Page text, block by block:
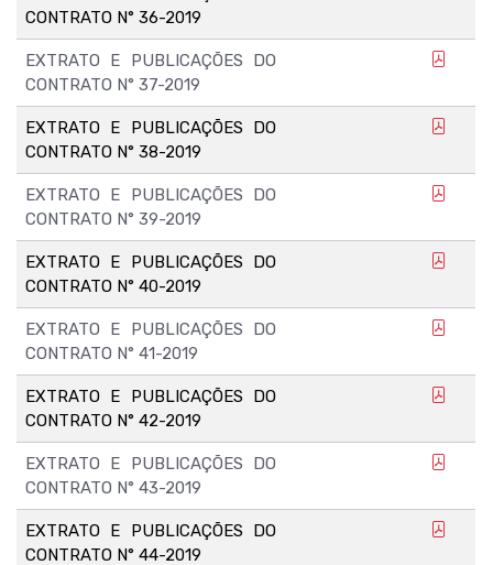
CONTRATO N° 36-2019
EXTRATO E PUBLICAÇÕES DO
CONTRATO N° 37-2019
EXTRATO E PUBLICAÇÕES DO
CONTRATO N° 38-2019
EXTRATO E PUBLICAÇÕES DO
CONTRATO N° 39-2019
EXTRATO E PUBLICAÇÕES DO
CONTRATO N° 40-2019
EXTRATO E PUBLICAÇÕES DO
CONTRATO N° 41-2019
EXTRATO E PUBLICAÇÕES DO
CONTRATO N° 42-2019
EXTRATO E PUBLICAÇÕES DO
CONTRATO N° 43-2019
EXTRATO E PUBLICAÇÕES DO
CONTRATO N° 44-2019